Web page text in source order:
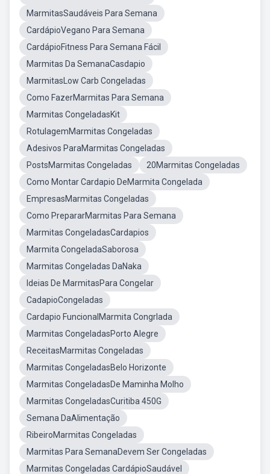
MarmitasSaudáveis Para Semana
CardápioVegano Para Semana
CardápioFitness Para Semana Fácil
Marmitas Da SemanaCasdapio
MarmitasLow Carb Congeladas
Como FazerMarmitas Para Semana
Marmitas CongeladasKit
RotulagemMarmitas Congeladas
Adesivos ParaMarmitas Congeladas
PostsMarmitas Congeladas
20Marmitas Congeladas
Como Montar Cardapio DeMarmita Congelada
EmpresasMarmitas Congeladas
Como PrepararMarmitas Para Semana
Marmitas CongeladasCardapios
Marmita CongeladaSaborosa
Marmitas Congeladas DaNaka
Ideias De MarmitasPara Congelar
CadapioCongeladas
Cardapio FuncionalMarmita Congrlada
Marmitas CongeladasPorto Alegre
ReceitasMarmitas Congeladas
Marmitas CongeladasBelo Horizonte
Marmitas CongeladasDe Maminha Molho
Marmitas CongeladasCuritiba 450G
Semana DaAlimentação
RibeiroMarmitas Congeladas
Marmitas Para SemanaDevem Ser Congeladas
Marmitas Congeladas CardápioSaudável